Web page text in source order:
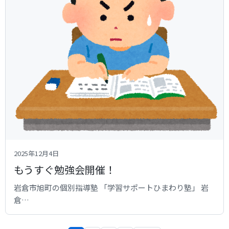
2025年12月4日
もうすぐ勉強会開催！
岩倉市旭町の個別指導塾 「学習サポートひまわり塾」 岩
倉…